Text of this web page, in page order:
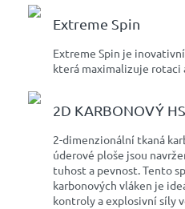
Extreme Spin
Extreme Spin je
která maximalizuje rotaci
2D KARBONOVÝ HS
2-dimenzionální tkaná
úderové ploše jsou
tuhost a pevnost. Tento
karbonových vláken je
kontroly a explosivní síly